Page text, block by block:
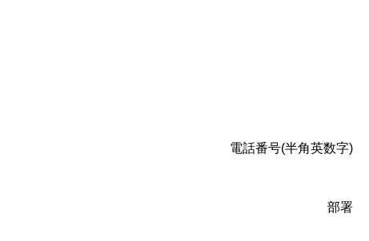
電話番号(半角英数字)
部署